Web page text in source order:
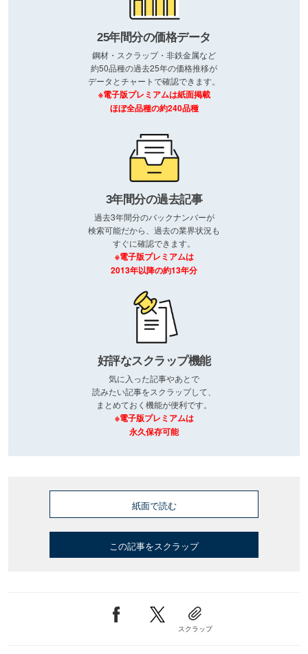
25年間分の価格データ
鋼材・スクラップ・非鉄金属など
約50品種の過去25年の価格推移が
データとチャートで確認できます。
※電子版プレミアムは紙面掲載
ほぼ全品種の約240品種
3年間分の過去記事
過去3年間分のバックナンバーが
検索可能だから、過去の業界状況も
すぐに確認できます。
※電子版プレミアムは
2013年以降の約13年分
好評なスクラップ機能
気に入った記事やあとで
読みたい記事をスクラップして、
まとめておく機能が便利です。
※電子版プレミアムは
永久保存可能
紙面で読む
この記事をスクラップ
スクラップ